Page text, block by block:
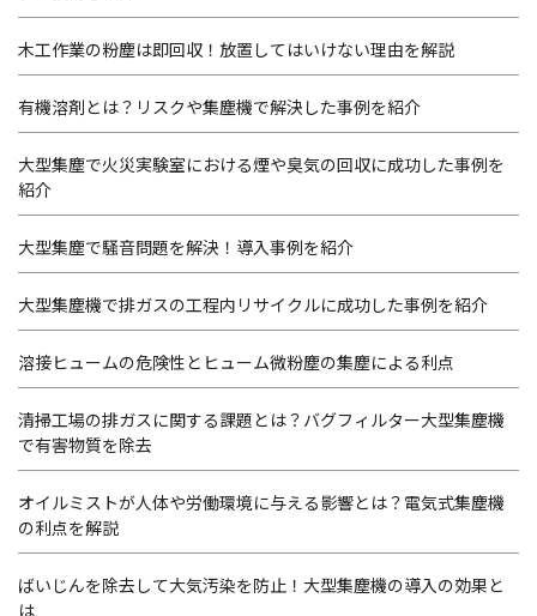
木工作業の粉塵は即回収！放置してはいけない理由を解説
有機溶剤とは？リスクや集塵機で解決した事例を紹介
大型集塵で火災実験室における煙や臭気の回収に成功した事例を
紹介
大型集塵で騒音問題を解決！導入事例を紹介
大型集塵機で排ガスの工程内リサイクルに成功した事例を紹介
溶接ヒュームの危険性とヒューム微粉塵の集塵による利点
清掃工場の排ガスに関する課題とは？バグフィルター大型集塵機
で有害物質を除去
オイルミストが人体や労働環境に与える影響とは？電気式集塵機
の利点を解説
ばいじんを除去して大気汚染を防止！大型集塵機の導入の効果と
は